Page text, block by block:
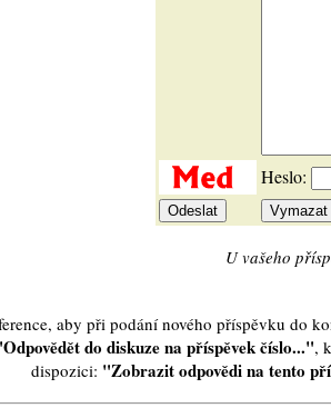
Heslo:
U vašeho
aby při podání nového příspěvku do
do diskuze na příspěvek číslo...",
dispozici: "Zobrazit odpovědi na tento